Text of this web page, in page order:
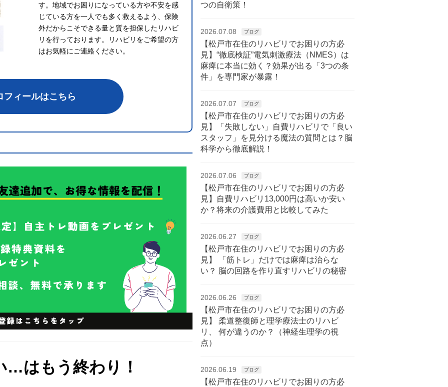
す。地域でお困りになっている方や不安を感
じている方を一人でも多く救えるよう、保険
外だからこそできる量と質を担保したリハビ
リを行っております。リハビリをご希望の方
はお気軽にご連絡ください。
フィールはこちら
はもう終わり！
つの自衛策！
2026.07.08 ブログ
【松戸市在住のリハビリでお困りの方必
見】“徹底検証”電気刺激療法（NMES）は
麻痺に本当に効く？効果が出る「3つの条
件」を専門家が暴露！
2026.07.07 ブログ
【松戸市在住のリハビリでお困りの方必
見】「失敗しない」自費リハビリで「良い
スタッフ」を見分ける魔法の質問とは？脳
科学から徹底解説！
2026.07.06 ブログ
【松戸市在住のリハビリでお困りの方必
見】自費リハビリ13,000円は高いか安い
か？将来の介護費用と比較してみた
2026.06.27 ブログ
【松戸市在住のリハビリでお困りの方必
見】 「筋トレ」だけでは麻痺は治らな
い？ 脳の回路を作り直すリハビリの秘密
2026.06.26 ブログ
【松戸市在住のリハビリでお困りの方必
見】 柔道整復師と理学療法士のリハビ
リ、 何が違うのか？（神経生理学の視
点）
2026.06.19 ブログ
【松戸市在住のリハビリでお困りの方必